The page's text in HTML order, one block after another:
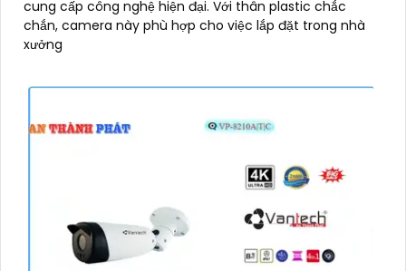
cung cấp công nghệ hiện đại. Với thân plastic chắc
chắn, camera này phù hợp cho việc lắp đặt trong nhà
xưởng